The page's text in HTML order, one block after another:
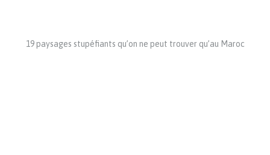
19 paysages stupéfiants qu’on ne peut trouver qu’au Maroc